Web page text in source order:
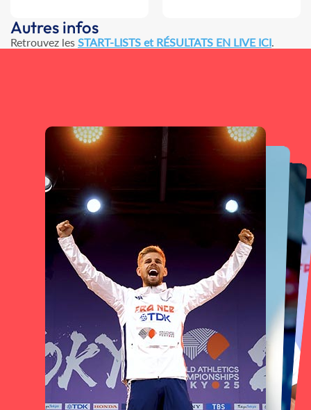
Autres infos
Retrouvez les START-LISTS et RÉSULTATS EN LIVE ICI.